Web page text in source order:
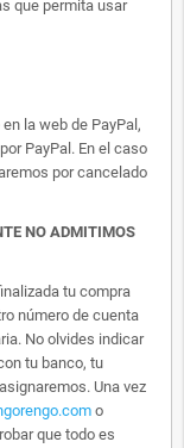
que permita usar
la web de PayPal,
PayPal. En el caso
por cancelado
NO ADMITIMOS
tu compra
número de cuenta
No olvides indicar
tu banco, tu
Una vez
o
que todo es